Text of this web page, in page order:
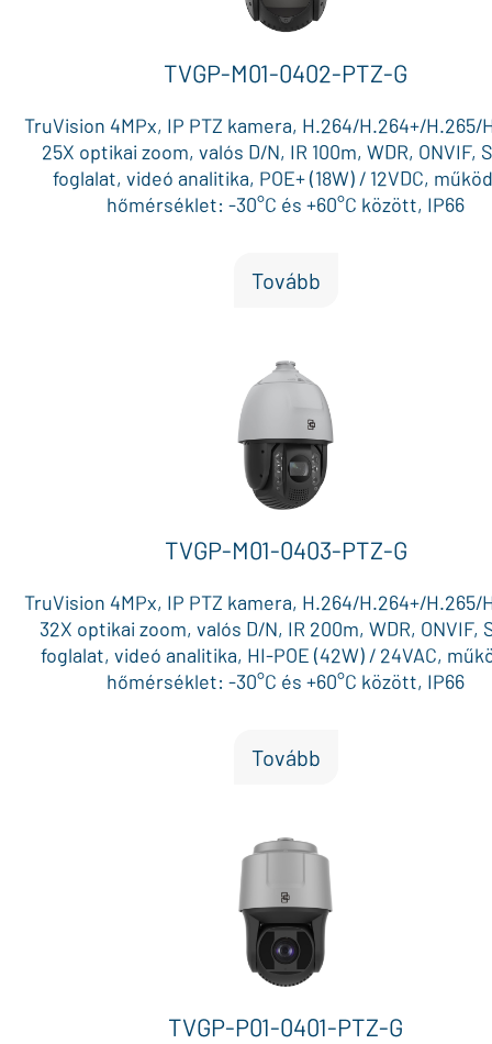
TVGP-M01-0402-PTZ-G
TruVision 4MPx, IP PTZ kamera, H.264/H.264+/H.265/
25X optikai zoom, valós D/N, IR 100m, WDR, ONVIF,
foglalat, videó analitika, POE+ (18W) / 12VDC,
hőmérséklet: -30°C és +60°C között, IP66
Tovább
TVGP-M01-0403-PTZ-G
TruVision 4MPx, IP PTZ kamera, H.264/H.264+/H.265/
32X optikai zoom, valós D/N, IR 200m, WDR, ONVIF,
foglalat, videó analitika, HI-POE (42W) / 24VAC,
hőmérséklet: -30°C és +60°C között, IP66
Tovább
TVGP-P01-0401-PTZ-G